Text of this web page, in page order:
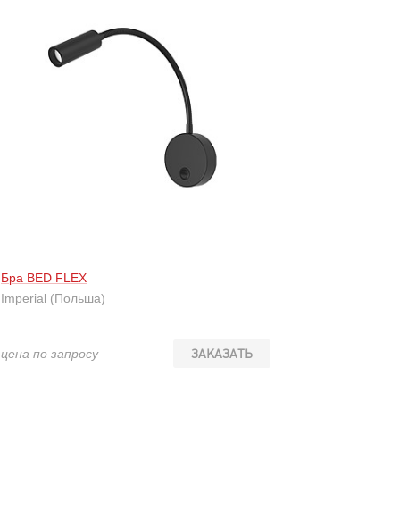
Бра BED FLEX
Imperial (Польша)
ЗАКАЗАТЬ
цена по запросу